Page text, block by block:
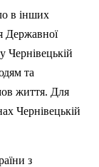
в інших
Державної
Чернівецькій
та
життя. Для
Чернівецькій
з